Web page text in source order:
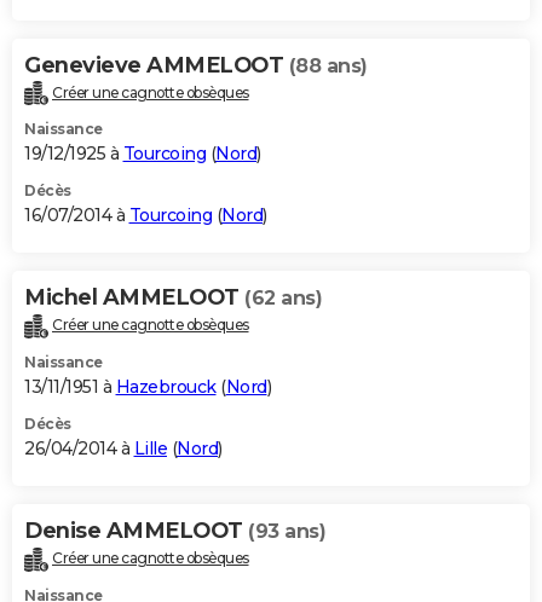
Genevieve AMMELOOT (88 ans)
Créer une cagnotte obsèques
Naissance
19/12/1925 à Tourcoing (Nord)
Décès
16/07/2014 à Tourcoing (Nord)
Michel AMMELOOT (62 ans)
Créer une cagnotte obsèques
Naissance
13/11/1951 à Hazebrouck(Nord)
Décès
26/04/2014 à Lille (Nord)
Denise AMMELOOT (93 ans)
Créer une cagnotte obsèques
Naissance